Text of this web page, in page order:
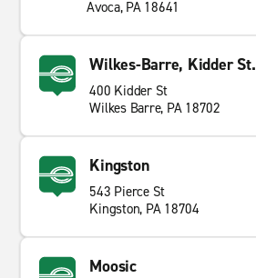
Avoca, PA 18641
Wilkes-Barre, Kidder St.
400 Kidder St
Wilkes Barre, PA 18702
Kingston
543 Pierce St
Kingston, PA 18704
Moosic